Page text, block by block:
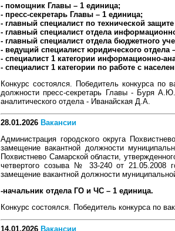
- помощник Главы – 1 единица;
- пресс-секретарь Главы – 1 единица;
- главный специалист по технической
- главный специалист отдела
- главный специалист отдела бюджетного
- ведущий специалист юридического отдела
- специалист 1 категории информационно-
- специалист 1 категории по работе с
Конкурс состоялся. Победитель конкурса
должности пресс-секретарь Главы - Буря
аналитического отдела - Иванайская Д.А.
28.01.2026 Вакансии
Администрация городского округа
замещение вакантной должности
Похвистнево Самарской области,
четвертого созыва № 33-240 от 21.05.2008
замещение вакантной должности
-начальник отдела ГО и ЧС – 1 единица.
Конкурс состоялся. Победитель конкурса по
14.01.2026 Вакансии